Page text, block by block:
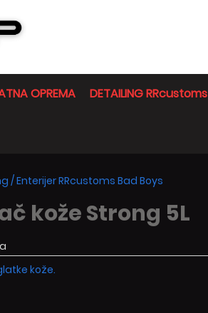
OPREMA DETAILING RRcustoms
/Enterijer RRcustoms Bad Boys
kože Strong 5L
kože.